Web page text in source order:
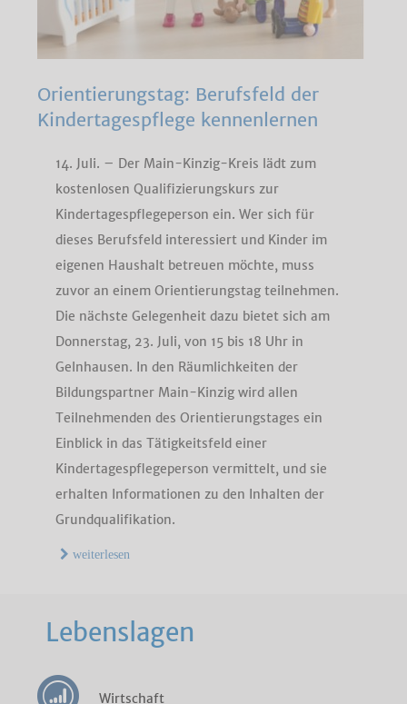
Orientierungstag: Berufsfeld der
Kindertagespflege kennenlernen
14. Juli. – Der Main-Kinzig-Kreis lädt zum
kostenlosen Qualifizierungskurs zur
Kindertagespflegeperson ein. Wer sich für
dieses Berufsfeld interessiert und Kinder im
eigenen Haushalt betreuen möchte, muss
zuvor an einem Orientierungstag teilnehmen.
Die nächste Gelegenheit dazu bietet sich am
Donnerstag, 23. Juli, von 15 bis 18 Uhr in
Gelnhausen. In den Räumlichkeiten der
Bildungspartner Main-Kinzig wird allen
Teilnehmenden des Orientierungstages ein
Einblick in das Tätigkeitsfeld einer
Kindertagespflegeperson vermittelt, und sie
erhalten Informationen zu den Inhalten der
Grundqualifikation.
weiterlesen
Lebenslagen
Wirtschaft